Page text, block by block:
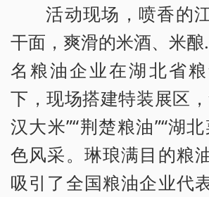
活动现场，喷香的
干面，爽滑的米酒、米
名粮油企业在湖北省
下，现场搭建特装展区
汉大米”“荆楚粮油”“湖
色风采。琳琅满目的粮
吸引了全国粮油企业代